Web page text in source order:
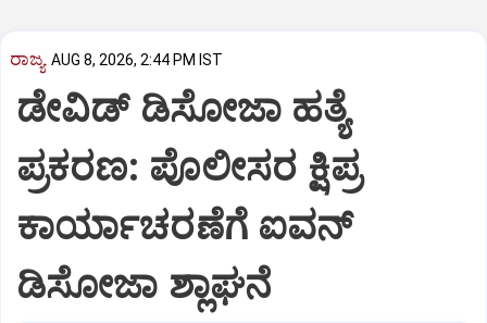
ರಾಜ್ಯ AUG 8, 2026, 2:44 PM IST
ಡೇವಿಡ್ ಡಿಸೋಜಾ ಹತ್ಯೆ
ಪ್ರಕರಣ: ಪೊಲೀಸರ ಕ್ಷಿಪ್ರ
ಕಾರ್ಯಾಚರಣೆಗೆ ಐವನ್
ಡಿಸೋಜಾ ಶ್ಲಾಘನೆ